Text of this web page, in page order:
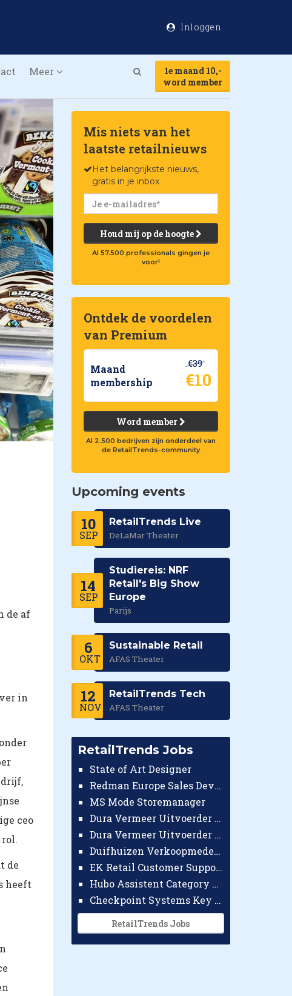
Inloggen
Meer
1e maand 10,-
word member
de af
in
onder
ceo
de
heeft
Mis niets van het
laatste retailnieuws
Het belangrijkste nieuws,
gratis in je inbox
Houd mij op de hoogte
Al 57.500 professionals gingen je
voor!
Ontdek de voordelen
van Premium
Maand
membership
€39
€10
Word member
Al 2.500 bedrijven zijn onderdeel van
de RetailTrends-community
Upcoming events
10
SEP
RetailTrends Live
DeLaMar Theater
14
SEP
Studiereis: NRF
Retail's Big Show
Europe
Parijs
6
OKT
Sustainable Retail
AFAS Theater
12
NOV
RetailTrends Tech
AFAS Theater
RetailTrends Jobs
State of Art Designer
Redman Europe Sales Developer (Europe)
MS Mode Storemanager
Dura Vermeer Uitvoerder GWW Amsterdam
Dura Vermeer Uitvoerder Civiel Nijmegen
Duifhuizen Verkoopmedewerker Ridderkerk
EK Retail Customer Support Omnichannel
Hubo Assistent Category Manager
Checkpoint Systems Key Accountmanager Benelux
RetailTrends Jobs